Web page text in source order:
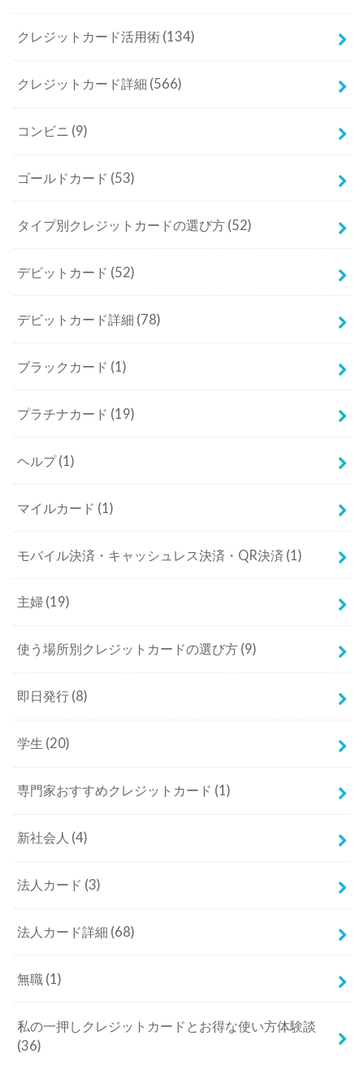
クレジットカード活用術 (134)
クレジットカード詳細 (566)
コンビニ (9)
ゴールドカード (53)
タイプ別クレジットカードの選び方 (52)
デビットカード (52)
デビットカード詳細 (78)
ブラックカード (1)
プラチナカード (19)
ヘルプ(1)
マイルカード (1)
モバイル決済・キャッシュレス決済・QR決済 (1)
主婦 (19)
使う場所別クレジットカードの選び方 (9)
即日発行 (8)
学生 (20)
専門家おすすめクレジットカード (1)
新社会人 (4)
法人カード (3)
法人カード詳細 (68)
無職 (1)
私の一押しクレジットカードとお得な使い方体験談
(36)